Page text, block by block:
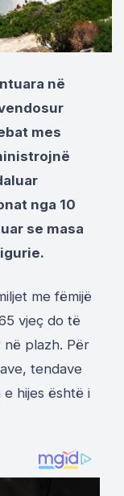
në
mes
nga 10
se masa
me fëmijë
vjeç do të
në plazh. Për
tendave
hijes është i